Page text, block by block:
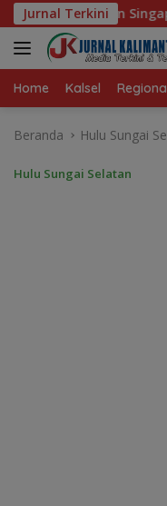
Langsung
ke
konten
Jurnal Terkini
Komisi IV
Home Kalsel
Beranda Hulu Sungai
Hulu Sungai Selatan